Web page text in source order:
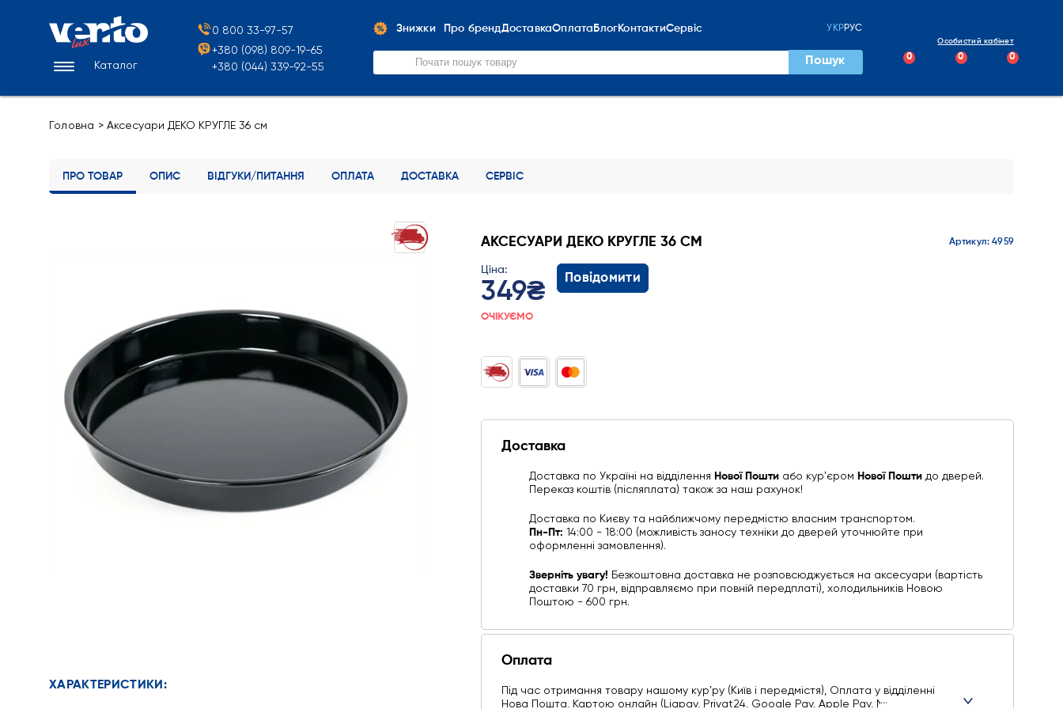
Каталог
0 800 33-97-57
+380 (098) 809-19-65
+380 (044) 339-92-55
Знижки Про брендДоставкаОплата БлогКонтактиСервіс УКРРУС
Пошук
Особистий кабінет
0 0 0
Головна > Аксесуари ДЕКО КРУГЛЕ 36 см
ПРО ТОВАР ОПИС ВІДГУКИ/ПИТАННЯ ОПЛАТА ДОСТАВКА СЕРВІС
АКСЕСУАРИ ДЕКО КРУГЛЕ 36 СМ Артикул: 4959
Ціна:
349₴
ОЧІКУЄМО
Повідомити
Доставка
Доставка по Україні на відділення Нової Поштиабо курʼєром Нової Поштидо дверей.
Переказ коштів (післяплата) також за наш рахунок!
Доставка по Києву та найближчому передмістю власним транспортом.
Пн-Пт: 14:00 - 18:00 (можливість заносу техніки до дверей уточнюйте при
оформленні замовлення).
Зверніть увагу! Безкоштовна доставка не розповсюджується на аксесуари (вартість
доставки 70 грн, відправляємо при повній передплаті), холодильників Новою
Поштою - 600 грн.
Оплата
Під час отримання товару нашому курʼру (Київ і передмістя), Оплата у відділенні
Нова Пошта, Картою онлайн (Liqpay, Privat24, Google Pay, Apple Pay, Mastercard,
ХАРАКТЕРИСТИКИ: